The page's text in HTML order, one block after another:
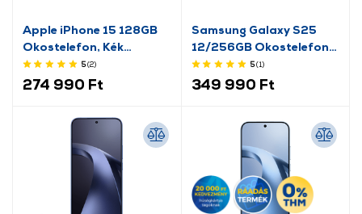
Apple iPhone 15 128GB
Okostelefon, Kék
(MTP43SX/A)
5(2)
274 990 Ft
Samsung Galaxy S25
12/256GB Okostelefon,
Tengerészkék
5(1)
349 990 Ft